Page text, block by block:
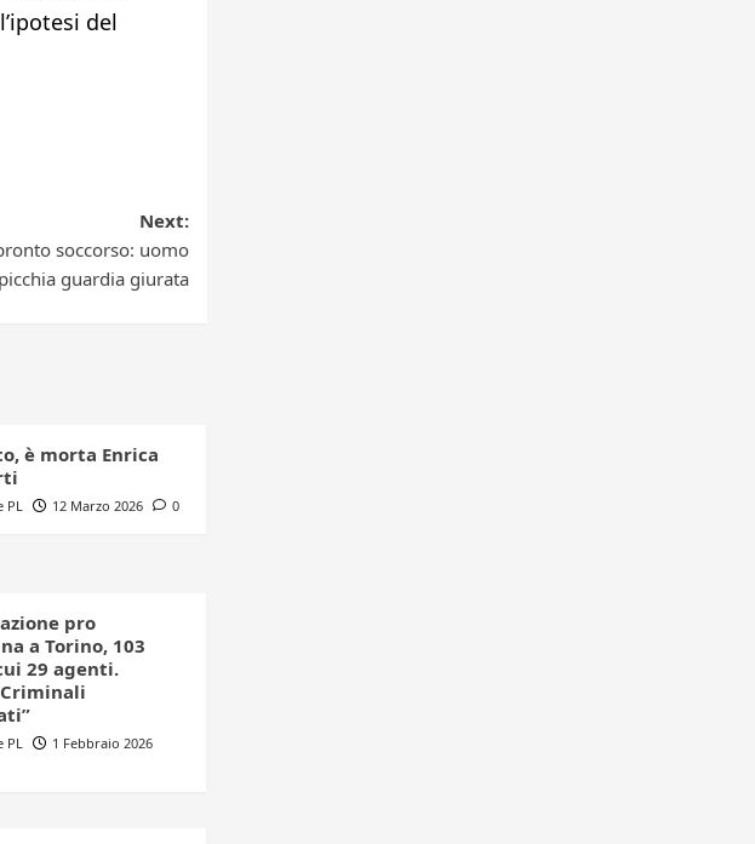
del
Next:
soccorso: uomo
picchia guardia giurata
è morta Enrica
PL 12 Marzo 2026 0
pro
a Torino, 103
29 agenti.
PL
1 Febbraio 2026